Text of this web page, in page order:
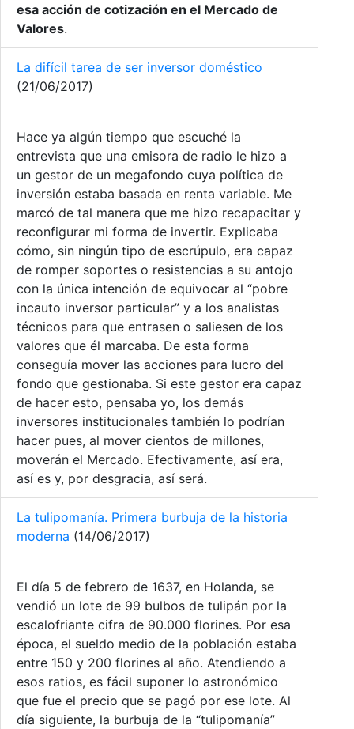
esa acción de cotización en el Mercado de
Valores.
La difícil tarea de ser inversor doméstico
(21/06/2017)
Hace ya algún tiempo que escuché la
entrevista que una emisora de radio le hizo a
un gestor de un megafondo cuya política de
inversión estaba basada en renta variable. Me
marcó de tal manera que me hizo recapacitar y
reconfigurar mi forma de invertir. Explicaba
cómo, sin ningún tipo de escrúpulo, era capaz
de romper soportes o resistencias a su antojo
con la única intención de equivocar al “pobre
incauto inversor particular” y a los analistas
técnicos para que entrasen o saliesen de los
valores que él marcaba. De esta forma
conseguía mover las acciones para lucro del
fondo que gestionaba. Si este gestor era capaz
de hacer esto, pensaba yo, los demás
inversores institucionales también lo podrían
hacer pues, al mover cientos de millones,
moverán el Mercado. Efectivamente, así era,
así es y, por desgracia, así será.
La tulipomanía. Primera burbuja de la historia
moderna (14/06/2017)
El día 5 de febrero de 1637, en Holanda, se
vendió un lote de 99 bulbos de tulipán por la
escalofriante cifra de 90.000 florines. Por esa
época, el sueldo medio de la población estaba
entre 150 y 200 florines al año. Atendiendo a
esos ratios, es fácil suponer lo astronómico
que fue el precio que se pagó por ese lote. Al
día siguiente, la burbuja de la “tulipomanía”